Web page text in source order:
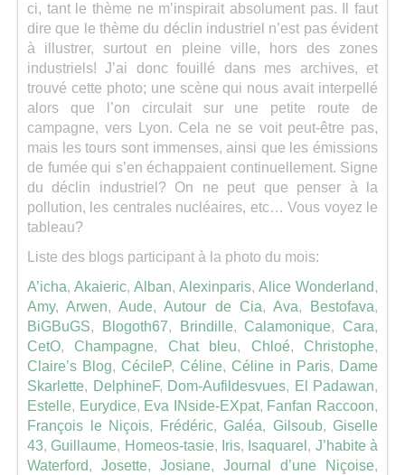
ci, tant le thème ne m’inspirait absolument pas. Il faut
dire que le thème du déclin industriel n’est pas évident
à illustrer, surtout en pleine ville, hors des zones
industriels! J’ai donc fouillé dans mes archives, et
trouvé cette photo; une scène qui nous avait interpellé
alors que l’on circulait sur une petite route de
campagne, vers Lyon. Cela ne se voit peut-être pas,
mais les tours sont immenses, ainsi que les émissions
de fumée qui s’en échappaient continuellement. Signe
du déclin industriel? On ne peut que penser à la
pollution, les centrales nucléaires, etc… Vous voyez le
tableau?
Liste des blogs participant à la photo du mois:
A’icha, Akaieric, Alban, Alexinparis, Alice Wonderland,
Amy,Arwen,Aude,Autour de Cia, Ava, Bestofava,
BiGBuGS, Blogoth67, Brindille, Calamonique, Cara,
CetO, Champagne, Chat bleu, Chloé, Christophe,
Claire’s Blog, CécileP, Céline, Céline in Paris, Dame
Skarlette, DelphineF, Dom-Aufildesvues, El Padawan,
Estelle, Eurydice, Eva INside-EXpat, Fanfan Raccoon,
François le Niçois, Frédéric, Galéa, Gilsoub, Giselle
43, Guillaume, Homeos-tasie, Iris, Isaquarel , J’habite à
Waterford, Josette, Josiane, Journal d’une Niçoise,